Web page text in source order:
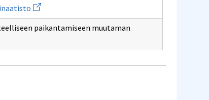
Avaa
uuden
ikkunan
sivulle
paikantamiseen muutaman